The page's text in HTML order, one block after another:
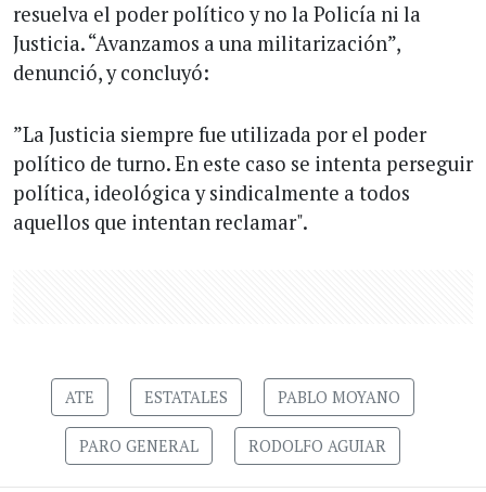
resuelva el poder político y no la Policía ni la
Justicia. “Avanzamos a una militarización”,
denunció, y concluyó:
”La Justicia siempre fue utilizada por el poder
político de turno. En este caso se intenta perseguir
política, ideológica y sindicalmente a todos
aquellos que intentan reclamar".
ATE ESTATALES PABLO MOYANO
PARO GENERAL RODOLFO AGUIAR